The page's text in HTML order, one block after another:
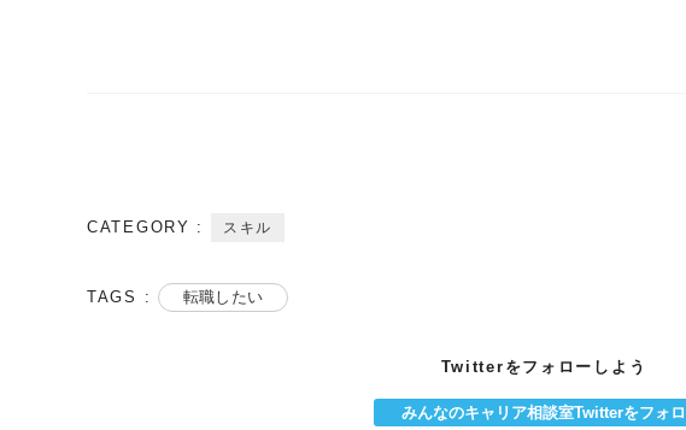
CATEGORY : スキル
TAGS : 転職したい
Twitterをフォローしよう
みんなのキャリア相談室Twitterをフォ